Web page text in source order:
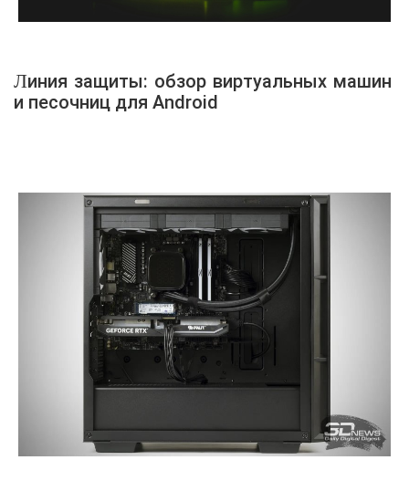
Линия защиты: обзор виртуальных машин
и песочниц для Android